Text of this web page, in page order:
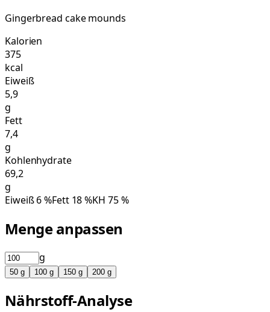
Gingerbread cake mounds
Kalorien
375
kcal
Eiweiß
5,9
g
Fett
7,4
g
Kohlenhydrate
69,2
g
Eiweiß6%Fett 18%KH 75%
Menge anpassen
g
50 g 100 g 150 g 200 g
Nährstoff-Analyse